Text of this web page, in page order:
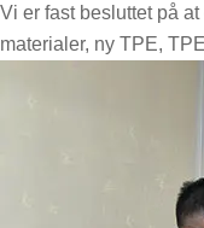
Vi er fast besluttet på
materialer, ny TPE,